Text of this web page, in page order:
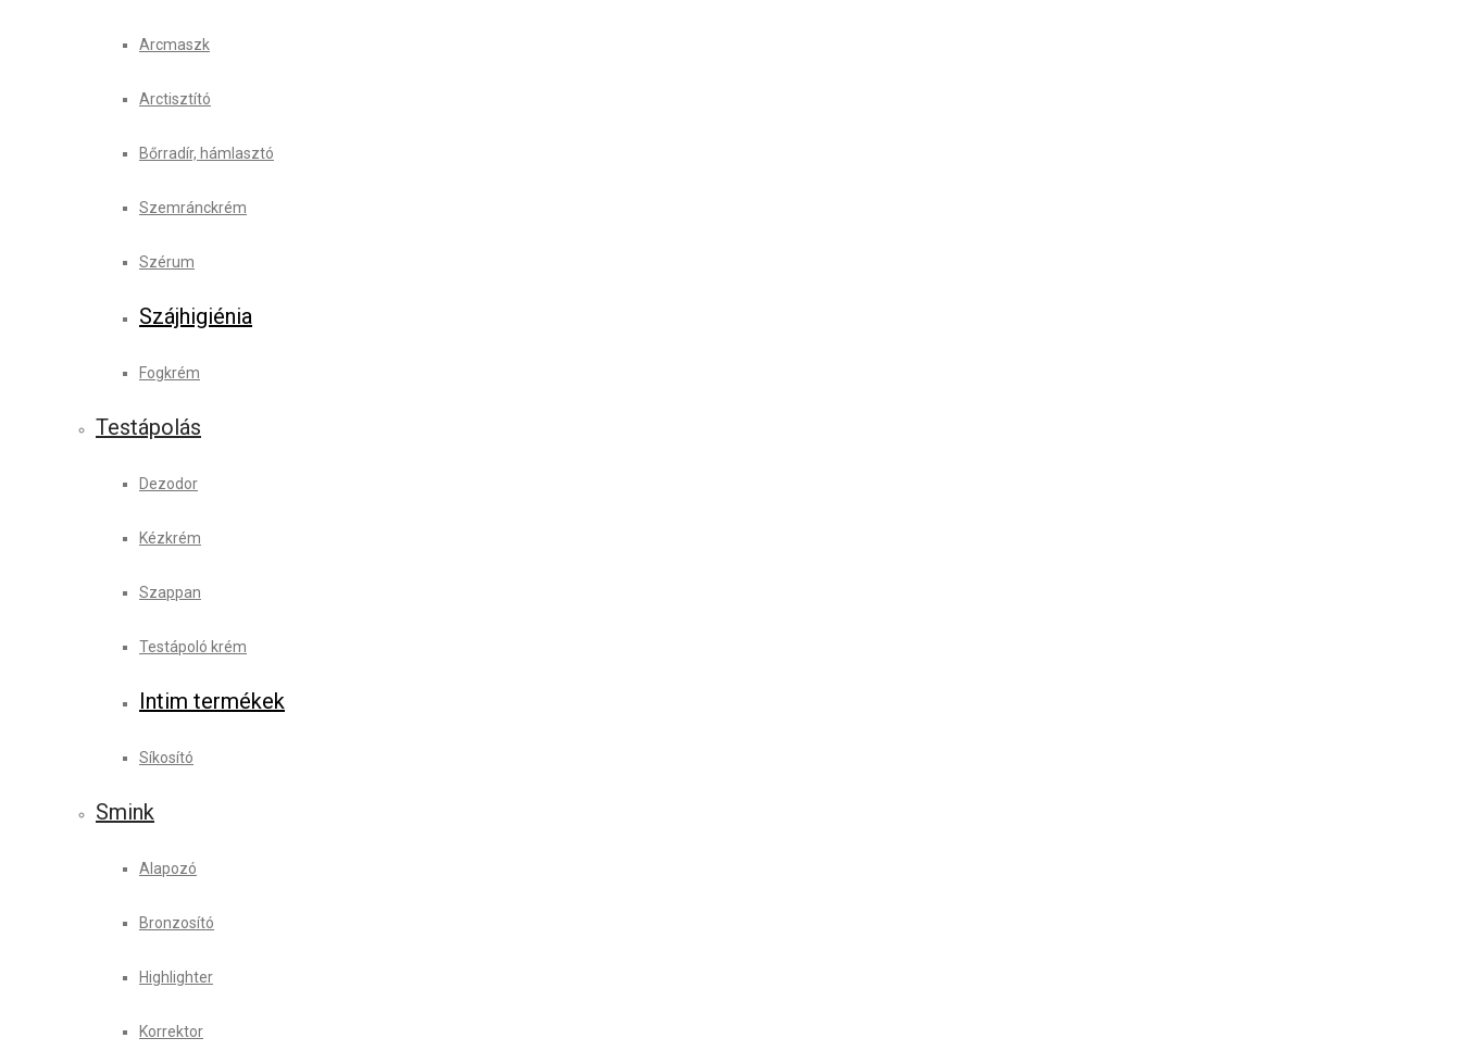
Arcmaszk
Arctisztító
Bőrradír, hámlasztó
Szemránckrém
Szérum
Szájhigiénia
Fogkrém
Testápolás
Dezodor
Kézkrém
Szappan
Testápoló krém
Intim termékek
Síkosító
Smink
Alapozó
Bronzosító
Highlighter
Korrektor